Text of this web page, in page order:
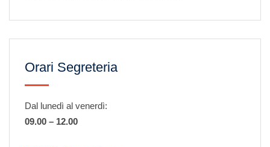
Orari Segreteria
Dal lunedì al venerdì:
09.00 – 12.00